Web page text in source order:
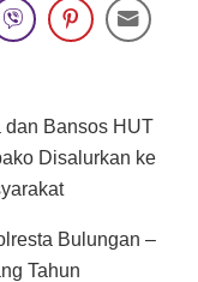
dan Bansos HUT
Disalurkan ke
Bulungan –
Tahun